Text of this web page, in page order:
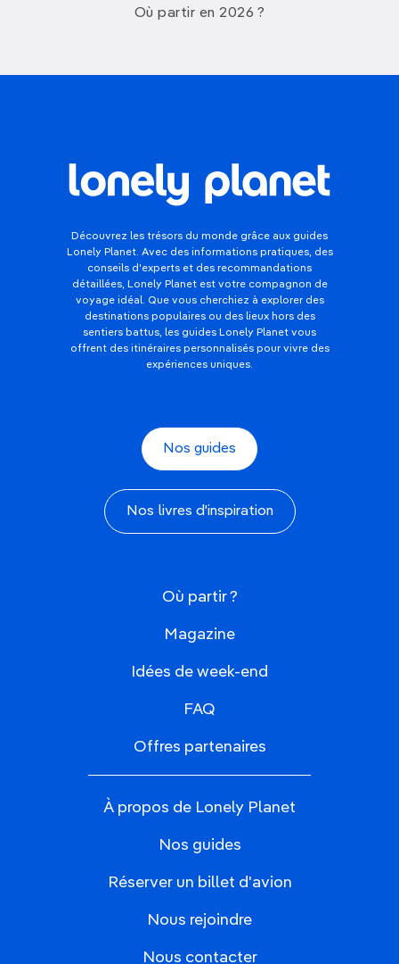
Où partir en 2026 ?
Découvrez les trésors du monde grâce aux guides
Lonely Planet. Avec des informations pratiques, des
conseils d'experts et des recommandations
détaillées, Lonely Planet est votre compagnon de
voyage idéal. Que vous cherchiez à explorer des
destinations populaires ou des lieux hors des
sentiers battus, les guides Lonely Planet vous
offrent des itinéraires personnalisés pour vivre des
expériences uniques.
Nos guides
Nos livres d'inspiration
Où partir ?
Magazine
Idées de week-end
FAQ
Offres partenaires
À propos de Lonely Planet
Nos guides
Réserver un billet d'avion
Nous rejoindre
Nous contacter